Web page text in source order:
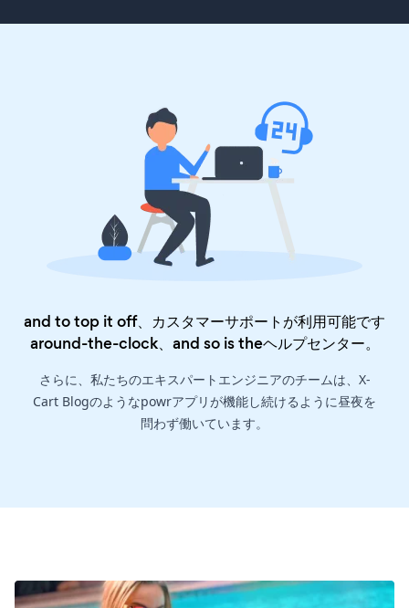
and to top it off、カスタマーサポートが利用可能です
around-the-clock、and so is theヘルプセンター。
さらに、私たちのエキスパートエンジニアのチームは、X-
Cart Blogのようなpowrアプリが機能し続けるように昼夜を
問わず働いています。